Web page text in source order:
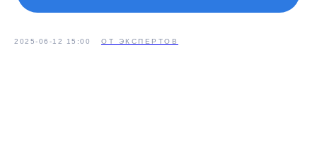
2025-06-12 15:00 ОТ ЭКСПЕРТОВ